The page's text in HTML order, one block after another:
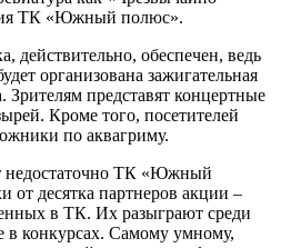
ТК «Южный полюс».
действительно, обеспечен, ведь
организована зажигательная
Зрителям представят концертные
Кроме того, посетителей
по аквагриму.
недостаточно ТК «Южный
от десятка партнеров акции –
в ТК. Их разыграют среди
в конкурсах. Самому умному,